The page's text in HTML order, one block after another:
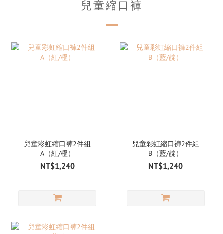
兒童縮口褲
兒童彩虹縮口褲2件組
A（紅/橙）
NT$1,240
兒童彩虹縮口褲2件組
B（藍/靛）
NT$1,240